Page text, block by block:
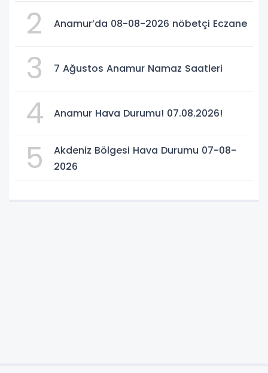
2 Anamur’da 08-08-2026 nöbetçi Eczane
3 7 Ağustos Anamur Namaz Saatleri
4 Anamur Hava Durumu! 07.08.2026!
5
Akdeniz Bölgesi Hava Durumu 07-08-
2026